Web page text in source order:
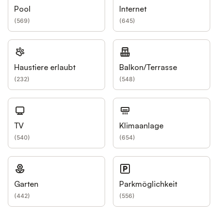
Pool
(569)
Internet
(645)
Haustiere erlaubt
(232)
Balkon/Terrasse
(548)
TV
(540)
Klimaanlage
(654)
Garten
(442)
Parkmöglichkeit
(556)